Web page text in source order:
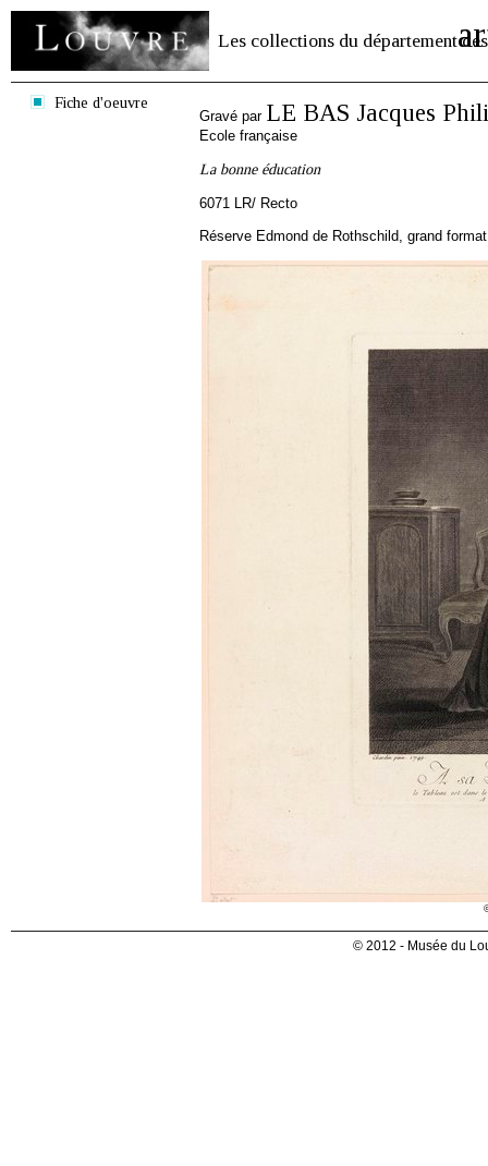
Les collections du département des
Fiche d'oeuvre
Gravé par LE BAS Jacques
Ecole française
La bonne éducation
6071 LR/ Recto
Réserve Edmond de Rothschild, grand format
© 2012 - Musée du